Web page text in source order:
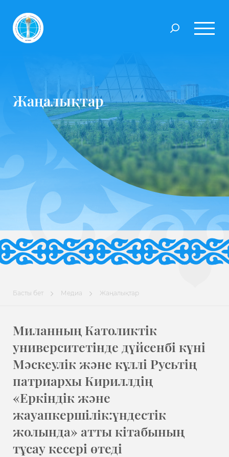
Жаңалықтар
Басты бет Медиа Жаңалықтар
Миланның Католиктік
университетінде дүйсенбі күні
Мәскеулік және күллі Русьтің
патриархы Кириллдің
«Еркіндік және
жауапкершілік:үндестік
жолында» атты кітабының
тұсау кесері өтеді